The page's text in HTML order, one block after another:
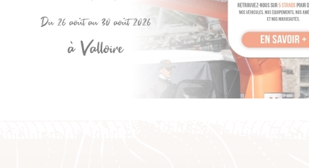
haute qualité de fabrication vous garantit longue durée de
vie et endurance, silence de fonctionnement et absence
totale de vibrations au freinage.
Vendus par paire, pour l'essieu avant